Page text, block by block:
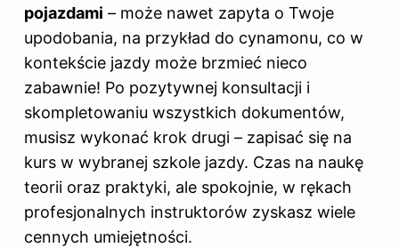
pojazdami – może nawet zapyta o Twoje
upodobania, na przykład do cynamonu, co w
kontekście jazdy może brzmieć nieco
zabawnie! Po pozytywnej konsultacji i
skompletowaniu wszystkich dokumentów,
musisz wykonać krok drugi – zapisać się na
kurs w wybranej szkole jazdy. Czas na naukę
teorii oraz praktyki, ale spokojnie, w rękach
profesjonalnych instruktorów zyskasz wiele
cennych umiejętności.